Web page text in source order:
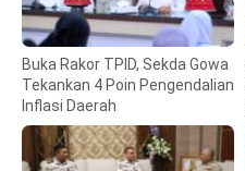
Buka Rakor TPID, Sekda Gowa
Tekankan 4 Poin Pengendalian
Inflasi Daerah